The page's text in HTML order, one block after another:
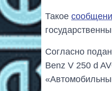
Такое
Согласно
Benz V 250 d